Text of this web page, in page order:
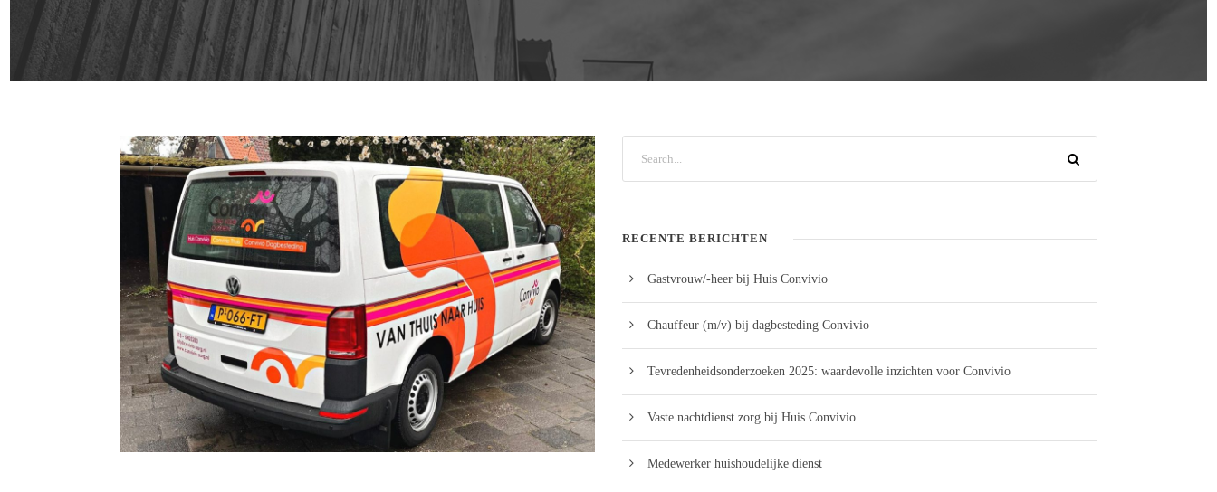
RECENTE BERICHTEN
Gastvrouw/-heer bij Huis Convivio
Chauffeur (m/v) bij dagbesteding Convivio
Tevredenheidsonderzoeken 2025: waardevolle inzichten voor Convivio
Vaste nachtdienst zorg bij Huis Convivio
Medewerker huishoudelijke dienst